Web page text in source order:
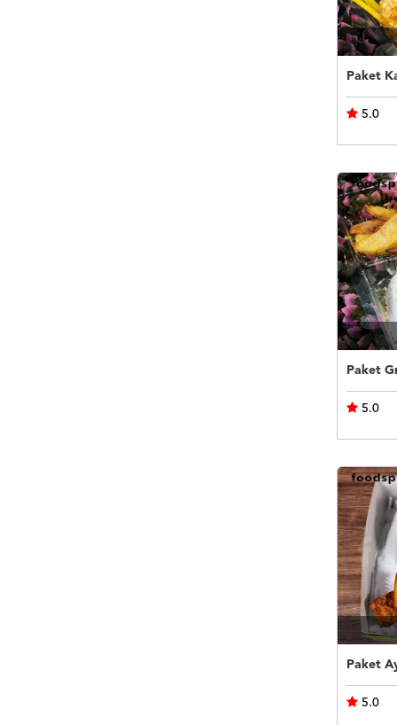
Paket
5.0
5.0
Paket
5.0